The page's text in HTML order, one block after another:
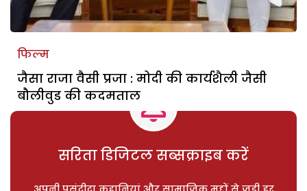
फिल्म
जैसा राजा वैसी प्रजा : मोदी की कार्यशैली जैसी
बौलीवुड की कदमताल
सरिता डिजिटल सब्सक्राइब करें